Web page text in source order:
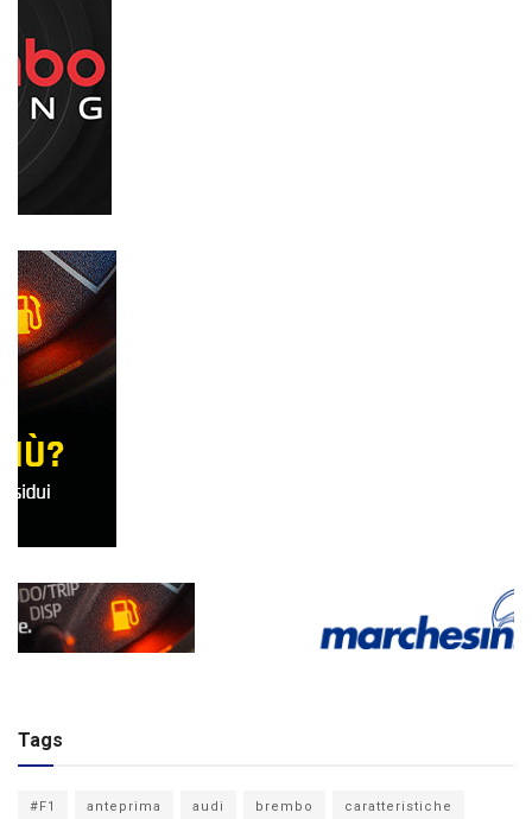
Tags
#F1 anteprima audi brembo caratteristiche